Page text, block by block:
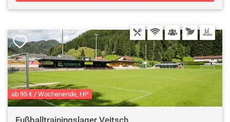
ab 95 € / Wochenende, HP
Fußballtrainingslager Veitsch